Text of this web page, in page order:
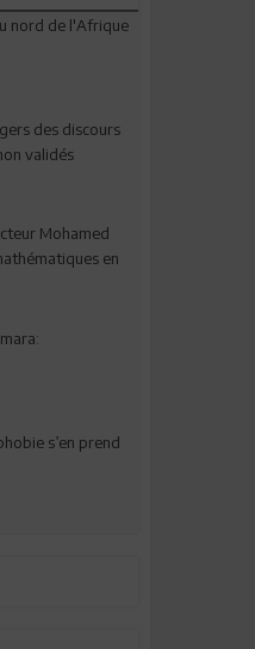
nord de l'Afrique
des discours
validés
Mohamed
en
s’en prend